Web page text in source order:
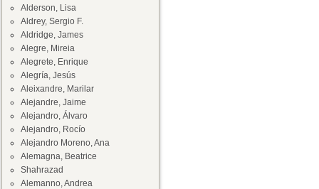
Alderson, Lisa
Aldrey, Sergio F.
Aldridge, James
Alegre, Mireia
Alegrete, Enrique
Alegría, Jesús
Aleixandre, Marilar
Alejandre, Jaime
Alejandro, Álvaro
Alejandro, Rocío
Alejandro Moreno, Ana
Alemagna, Beatrice
Shahrazad
Alemanno, Andrea